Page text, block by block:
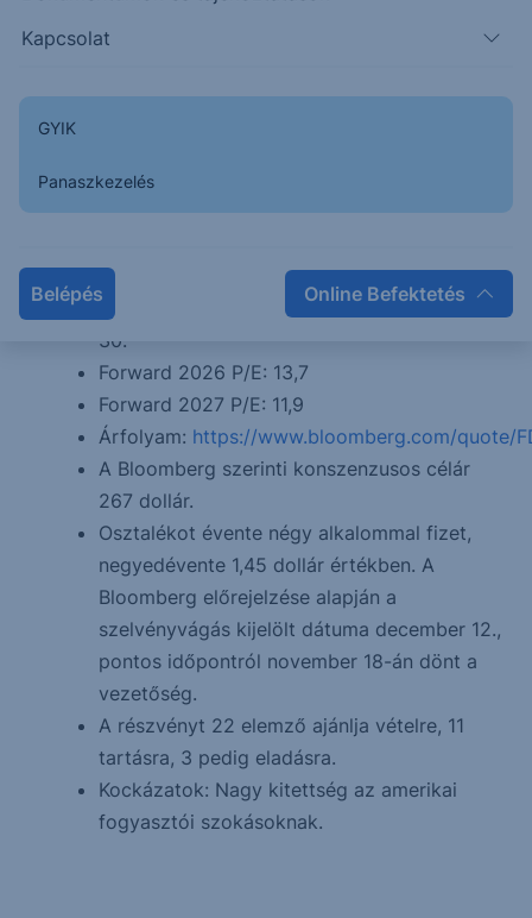
Kapcsolat
GYIK
Panaszkezelés
Belépés Online Befektetés
kategorizálásra. Földrajzilag az Egyesült
A társaság piaci kapitalizációja 58 milliárd
dollár.
évvel, jelenleg a 2026-os üzleti év második
negyedéve zajlik, amelynek vége november
30.
Forward 2026 P/E: 13,7
Forward 2027 P/E: 11,9
Árfolyam: https://www.bloomberg.com/quote/
A Bloomberg szerinti konszenzusos célár
267 dollár.
Osztalékot évente négy alkalommal fizet,
negyedévente 1,45 dollár értékben. A
Bloomberg előrejelzése alapján a
szelvényvágás kijelölt dátuma december 12.,
pontos időpontról november 18-án dönt a
vezetőség.
A részvényt 22 elemző ajánlja vételre, 11
tartásra, 3 pedig eladásra.
Kockázatok: Nagy kitettség az amerikai
fogyasztói szokásoknak.